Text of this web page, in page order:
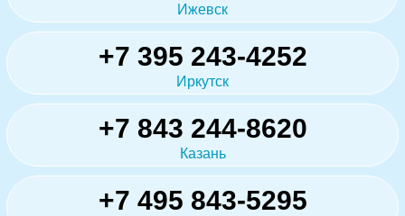
Ижевск
+7 395 243-4252
Иркутск
+7 843 244-8620
Казань
+7 495 843-5295